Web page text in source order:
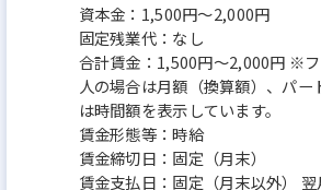
資本金：1,500円〜2,000円
固定残業代：なし
合計賃金：1,500円～2,000円 ※
人の場合は月額（換算額）、パー
は時間額を表示しています。
賃金形態等：時給
賃金締切日：固定（月末）
賃金支払日：固定（月末以外） 翌